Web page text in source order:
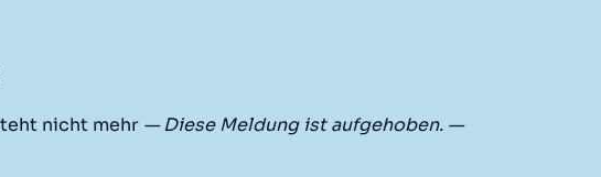
nicht mehr — Diese Meldung ist aufgehoben. —